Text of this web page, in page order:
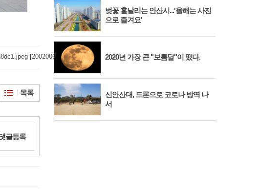
[2002006 byte]
목록
글등록
문화관달전망
풍나무
벚꽃 흩날리는 안산시...'올해는 사진
으로 즐겨요'
2020년 가장 큰 "보름달"이 떴다.
신안산대, 드론으로 코로나 방역 나
서